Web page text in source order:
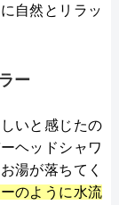
自然とリラッ
ー
いと感じたの
ヘッドシャワ
湯が落ちてく
のように水流